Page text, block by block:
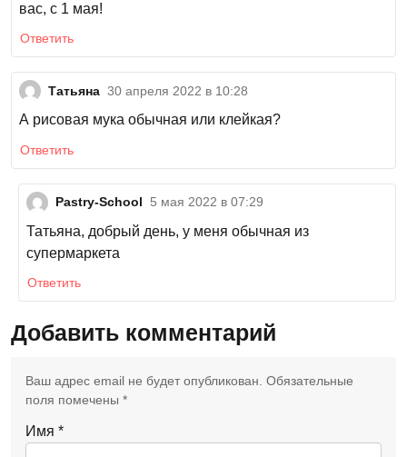
вас, с 1 мая!
Ответить
Татьяна 30 апреля 2022 в 10:28
А рисовая мука обычная или клейкая?
Ответить
Pastry-School 5 мая 2022 в 07:29
Татьяна, добрый день, у меня обычная из
супермаркета
Ответить
Добавить комментарий
Ваш адрес email не будет опубликован. Обязательные
поля помечены *
Имя *